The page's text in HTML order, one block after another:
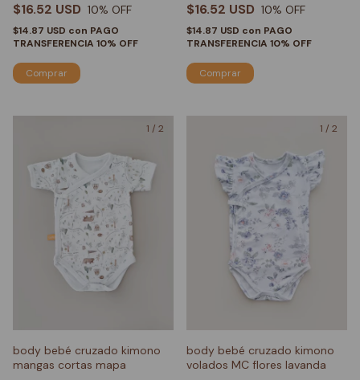
$16.52 USD 10% OFF
$14.87 USD con PAGO
TRANSFERENCIA 10% OFF
Comprar
$16.52 USD 10% OFF
$14.87 USD con PAGO
TRANSFERENCIA 10% OFF
Comprar
1 / 2
body bebé cruzado kimono
mangas cortas mapa
1 / 2
body bebé cruzado kimono
volados MC flores lavanda